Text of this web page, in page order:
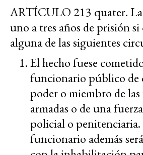
ARTÍCULO 213 quater. La
uno a tres años de prisión
alguna de las siguientes
El hecho fuese
funcionario público de
poder o miembro de las
armadas o de una
policial o penitenciaria.
funcionario además